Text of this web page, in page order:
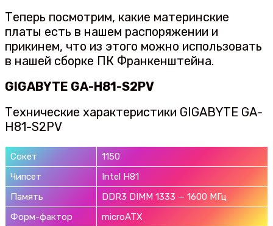
Теперь посмотрим, какие материнские
платы есть в нашем распоряжении и
прикинем, что из этого можно использовать
в нашей сборке ПК Франкенштейна.
GIGABYTE GA-H81-S2PV
Технические характеристики GIGABYTE GA-
H81-S2PV
Сокет
1150
Чипсет
Intel H81
Память
DDR3 DIMM 1333 — 1600 МГц
Форм-фактор
microATX